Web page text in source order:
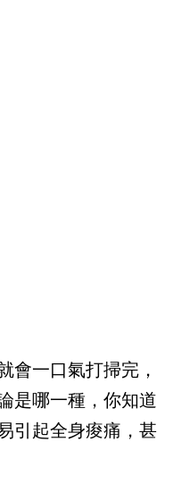
會一口氣打掃完，
是哪一種，你知道
引起全身痠痛，甚